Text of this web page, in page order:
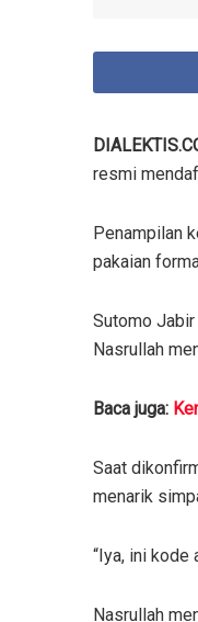
resmi
Penampilan
pakaian
Sutomo Jabir
Nasrullah
Baca juga:
Saat
menarik
“Iya, ini kode
Nasrullah